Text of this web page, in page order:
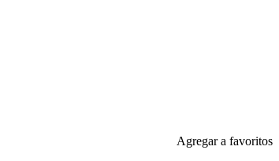
Agregar a favoritos